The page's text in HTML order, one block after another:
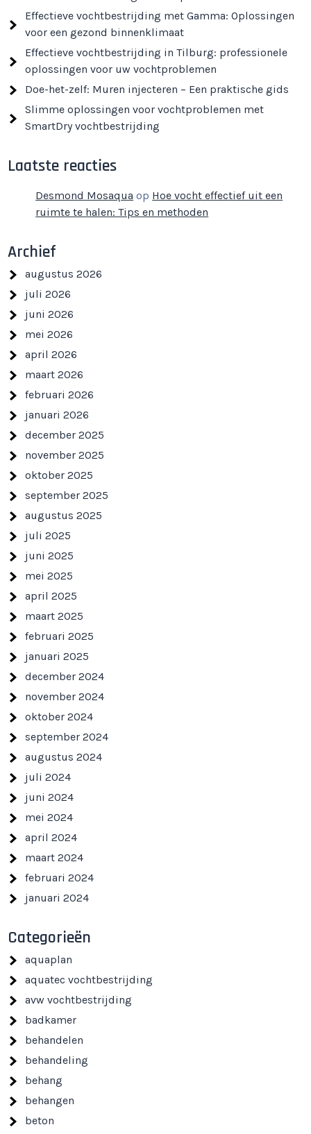
Effectieve vochtbestrijding met Gamma: Oplossingen
voor een gezond binnenklimaat
Effectieve vochtbestrijding in Tilburg: professionele
oplossingen voor uw vochtproblemen
Doe-het-zelf: Muren injecteren – Een praktische gids
Slimme oplossingen voor vochtproblemen met
SmartDry vochtbestrijding
Laatste reacties
Desmond Mosaqua op Hoe vocht effectief uit een
ruimte te halen: Tips en methoden
Archief
augustus 2026
juli 2026
juni 2026
mei 2026
april 2026
maart 2026
februari 2026
januari 2026
december 2025
november 2025
oktober 2025
september 2025
augustus 2025
juli 2025
juni 2025
mei 2025
april 2025
maart 2025
februari 2025
januari 2025
december 2024
november 2024
oktober 2024
september 2024
augustus 2024
juli 2024
juni 2024
mei 2024
april 2024
maart 2024
februari 2024
januari 2024
Categorieën
aquaplan
aquatec vochtbestrijding
avw vochtbestrijding
badkamer
behandelen
behandeling
behang
behangen
beton